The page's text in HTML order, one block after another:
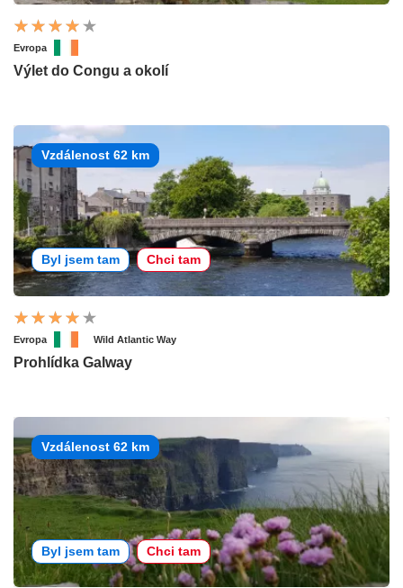
Evropa
Výlet do Congu a okolí
Vzdálenost 62 km
Byl jsem tam Chci tam
Evropa Wild Atlantic Way
Prohlídka Galway
Vzdálenost 62 km
Byl jsem tam Chci tam